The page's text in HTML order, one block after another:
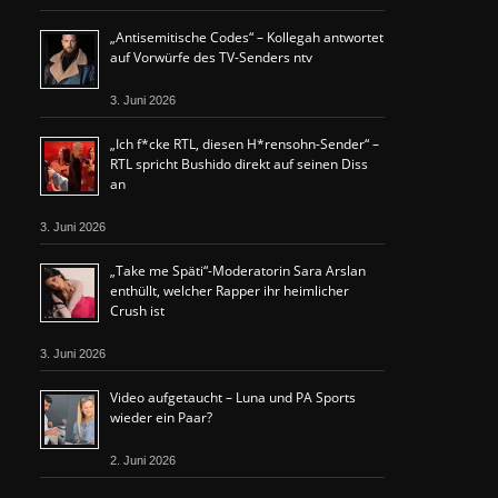
„Antisemitische Codes“ – Kollegah antwortet
auf Vorwürfe des TV-Senders ntv
3. Juni 2026
„Ich f*cke RTL, diesen H*rensohn-Sender“ –
RTL spricht Bushido direkt auf seinen Diss
an
3. Juni 2026
„Take me Späti“-Moderatorin Sara Arslan
enthüllt, welcher Rapper ihr heimlicher
Crush ist
3. Juni 2026
Video aufgetaucht – Luna und PA Sports
wieder ein Paar?
2. Juni 2026